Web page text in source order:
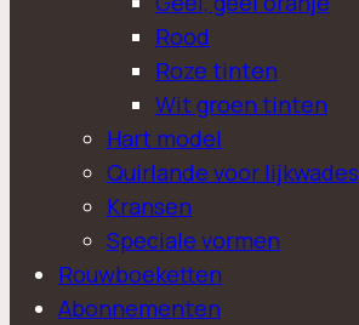
Rood
Roze tinten
Wit groen tinten
Hart model
Quirlande voor lijkwades
Kransen
Speciale vormen
Rouwboeketten
Abonnementen